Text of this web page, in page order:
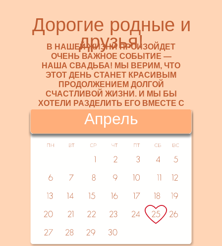
В НАШЕЙ ЖИЗНИ ПРОИЗОЙДЕТ
ОЧЕНЬ ВАЖНОЕ СОБЫТИЕ —
НАША СВАДЬБА! МЫ ВЕРИМ, ЧТО
ЭТОТ ДЕНЬ СТАНЕТ КРАСИВЫМ
ПРОДОЛЖЕНИЕМ ДОЛГОЙ
СЧАСТЛИВОЙ ЖИЗНИ. И МЫ БЫ
ХОТЕЛИ РАЗДЕЛИТЬ ЕГО ВМЕСТЕ С
Дорогие родные и
друзья!
Апрель